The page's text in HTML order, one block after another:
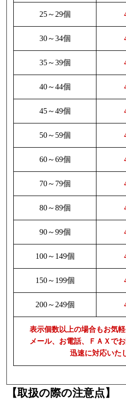
25～29個
30～34個
35～39個
40～44個
45～49個
50～59個
60～69個
70～79個
80～89個
90～99個
100～149個
150～199個
200～249個
表示個数以上の場合もお気軽
メール、お電話、ＦＡＸでお
迅速に対応いた
【取扱の際の注意点】